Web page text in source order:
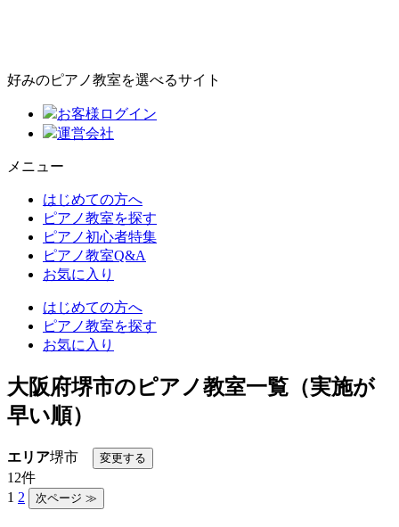
好みのピアノ教室を選べるサイト
お客様ログイン
運営会社
メニュー
はじめての方へ
ピアノ教室を探す
ピアノ初心者特集
ピアノ教室Q&A
お気に入り
はじめての方へ
ピアノ教室を探す
お気に入り
大阪府堺市のピアノ教室一覧（実施が
早い順）
エリア堺市
12件
1 2